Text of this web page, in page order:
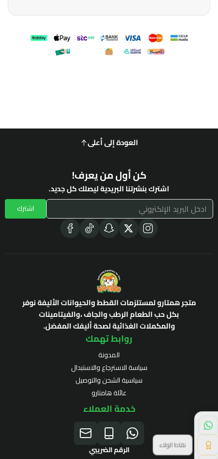
العودة إلى أعلى
كن أول من يعرف!
اشترك بنشرتنا البريدية ليصلك كل جديد.
اشترك
متجر همتارو لمستلزمات القطط والحيوانات الأليفة نوفر
بكل حب الطعام الرطب والجاف ،والفيتامينات
والمكملات الغذائية لصحة أليفك المفضل.
روابط تهمك
المدونة
سياسة الاسترجاع والاستبدال
سياسية الشحن والتوصيل
عائلة هامتارو
خدمة العملاء
الرقم الضريبي
نقاط الولاء